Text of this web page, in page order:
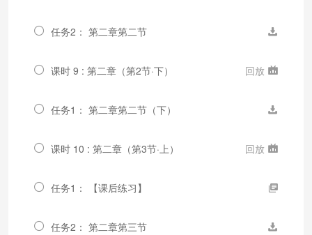
任务2： 第二章第二节
课时 9 : 第二章（第2节·下） 回放
任务1： 第二章第二节（下）
课时 10 : 第二章（第3节·上） 回放
任务1： 【课后练习】
任务2： 第二章第三节